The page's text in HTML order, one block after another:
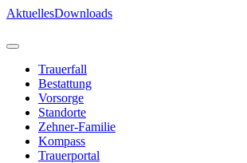
Direkt
Inhalt
AktuellesDownloads
Trauerfall
Bestattung
Vorsorge
Standorte
Zehner-Familie
Kompass
Trauerportal